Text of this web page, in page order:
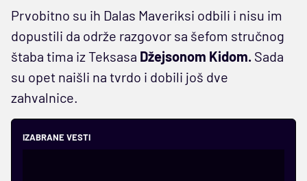
Prvobitno su ih Dalas Maveriksi odbili i nisu im
dopustili da održe razgovor sa šefom stručnog
štaba tima iz Teksasa Džejsonom Kidom. Sada
su opet naišli na tvrdo i dobili još dve
zahvalnice.
IZABRANE VESTI